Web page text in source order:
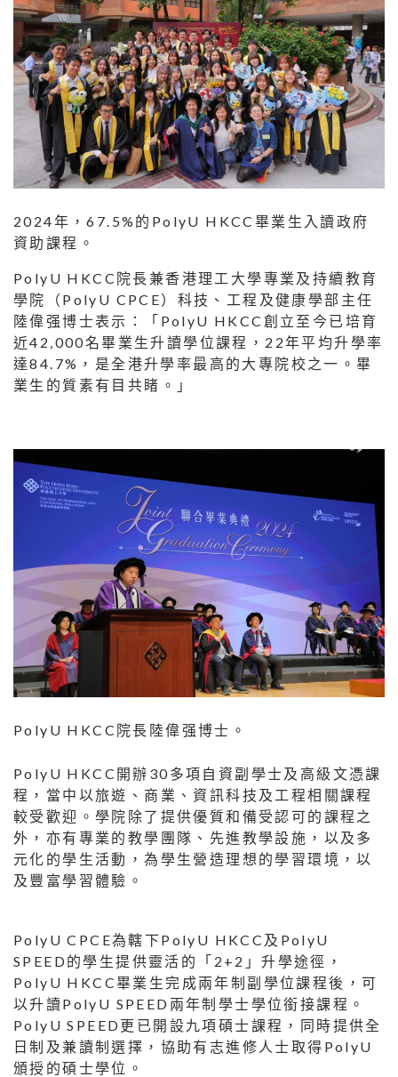
2024年，67.5%的PolyU HKCC畢業生入讀政府
資助課程。
PolyU HKCC院長兼香港理工大學專業及持續教育
學院（PolyU CPCE）科技、工程及健康學部主任
陸偉强博士表示：「PolyU HKCC創立至今已培育
近42,000名畢業生升讀學位課程，22年平均升學率
達84.7%，是全港升學率最高的大專院校之一。畢
業生的質素有目共睹。」
PolyU HKCC院長陸偉强博士。
PolyU HKCC開辦30多項自資副學士及高級文憑課
程，當中以旅遊、商業、資訊科技及工程相關課程
較受歡迎。學院除了提供優質和備受認可的課程之
外，亦有專業的教學團隊、先進教學設施，以及多
元化的學生活動，為學生營造理想的學習環境，以
及豐富學習體驗。
PolyU CPCE為轄下PolyU HKCC及PolyU
SPEED的學生提供靈活的「2+2」升學途徑，
PolyU HKCC畢業生完成兩年制副學位課程後，可
以升讀PolyU SPEED兩年制學士學位銜接課程。
PolyU SPEED更已開設九項碩士課程，同時提供全
日制及兼讀制選擇，協助有志進修人士取得PolyU
頒授的碩士學位。